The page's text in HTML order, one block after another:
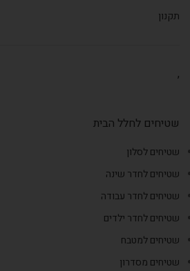
תקנון
,
שטיחים לחלל הבית
שטיחים לסלון
שטיחים לחדר שינה
שטיחים לחדר עבודה
שטיחים לחדר ילדים
שטיחים למטבח
שטיחים מסדרון